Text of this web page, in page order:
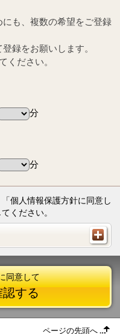
も、複数の希望をご登録
録をお願いします。
ください。
分
分
個人情報保護方針に同意し
ください。
同意して
認する
ページの先頭へ